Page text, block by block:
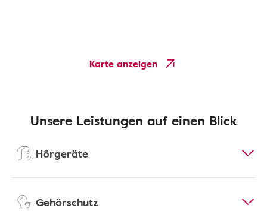
Karte anzeigen
Unsere Leistungen auf einen Blick
Hörgeräte
Gehörschutz